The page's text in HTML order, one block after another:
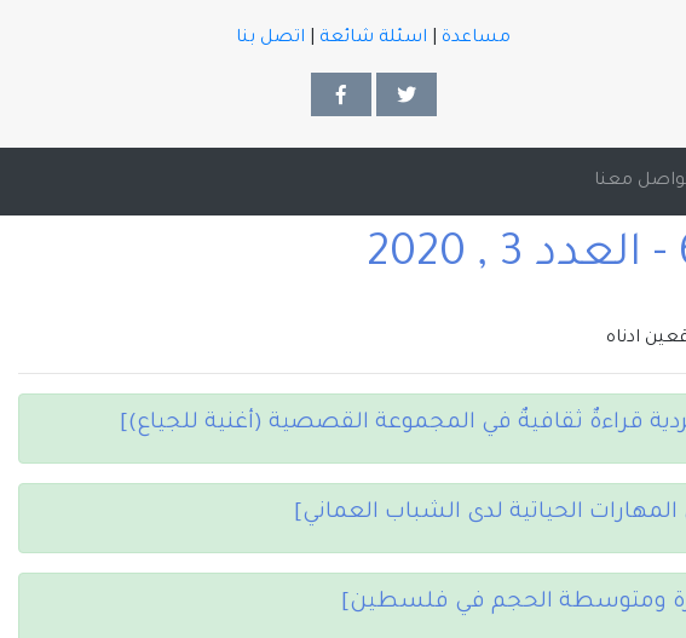
مساعدة اسئلة شائعة اتصل بنا
معنا
ادناه
قراءةٌ ثقافيةٌ في المجموعة القصصية (أغنية للجياع)]
الحياتية لدى الشباب العماني]
ومتوسطة الحجم في فلسطين]